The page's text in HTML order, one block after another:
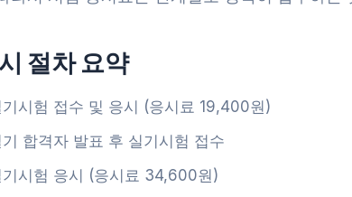
절차 요약
기시험 접수 및 응시 (응시료 19,400원)
기 합격자 발표 후 실기시험 접수
기시험 응시 (응시료 34,600원)